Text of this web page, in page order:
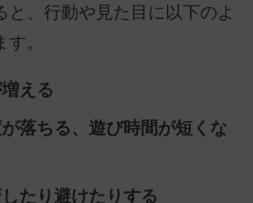
と、行動や見た目に以下のよ
。
える
落ちる、遊び時間が短くな
たり避けたりする